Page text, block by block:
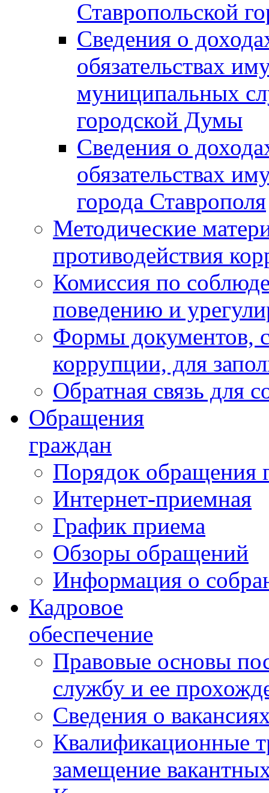
Ставропольской
Сведения о
обязательствах
муниципальных
городской Думы
Сведения о
обязательствах
города Ставрополя
Методические
противодействия
Комиссия по
поведению и
Формы документов,
коррупции, для
Обратная связь для
Обращения
граждан
Порядок обращения
Интернет-приемная
График приема
Обзоры обращений
Информация о
Кадровое
обеспечение
Правовые основы
службу и ее
Сведения о
Квалификационные
замещение